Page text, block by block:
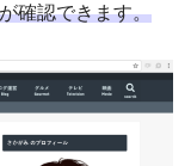
確認できます。